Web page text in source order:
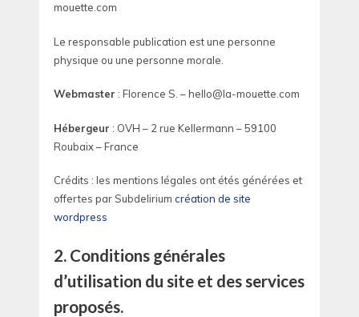
mouette.com
Le responsable publication est une personne
physique ou une personne morale.
Webmaster : Florence S. – hello@la-mouette.com
Hébergeur : OVH – 2 rue Kellermann – 59100
Roubaix – France
Crédits : les mentions légales ont étés générées et
offertes par Subdelirium création de site
wordpress
2. Conditions générales
d’utilisation du site et des services
proposés.